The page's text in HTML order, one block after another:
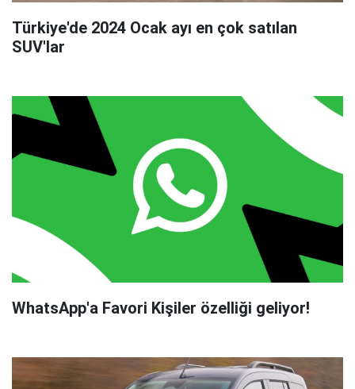
Türkiye'de 2024 Ocak ayı en çok satılan
SUV'lar
WhatsApp'a Favori Kişiler özelliği geliyor!